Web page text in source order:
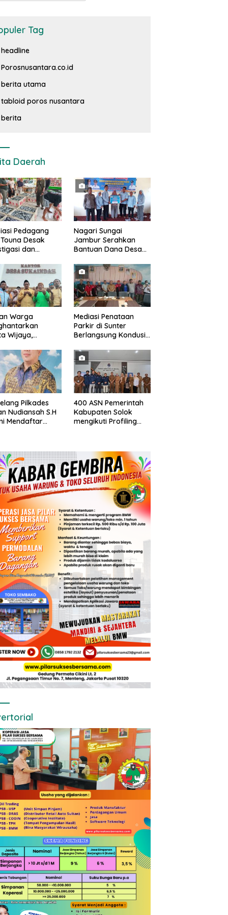
Tag
headline
Porosnusantara.co.id
berita utama
tabloid poros nusantara
berita
Daerah
Pedagang
Desak
dan
Nagari Sungai
Jambur Serahkan
Bantuan Dana Desa
Warga
Wijaya,
Kepala Desa
Mediasi Penataan
Parkir di Sunter
Berlangsung Kondusif,
Fasilitasi Kajian Ulang
Pilkades
Nudiansah S.H
Mendaftar
400 ASN Pemerintah
Kabupaten Solok
mengikuti Profiling